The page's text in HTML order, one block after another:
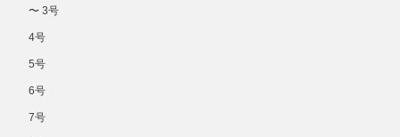
〜 3号
4号
5号
6号
7号